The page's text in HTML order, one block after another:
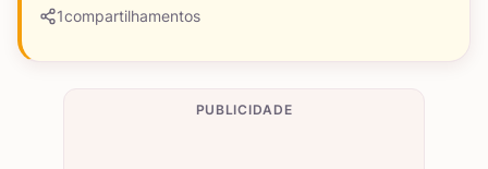
1compartilhamentos
PUBLICIDADE